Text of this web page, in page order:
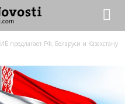
предлагает РФ, Беларуси и Казахстану